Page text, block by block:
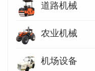
道路机械
农业机械
机场设备